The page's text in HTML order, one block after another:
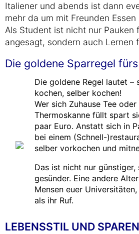
Italiener und abends ist dann
mehr da um mit Freunden Essen
Als Student ist nicht nur Pauken
angesagt, sondern auch Lernen
Die goldene Sparregel
Die goldene Regel lautet –
kochen, selber kochen!
Wer sich Zuhause Tee
Thermoskanne füllt spart
paar Euro. Anstatt sich in
bei einem (Schnell-
selber vorkochen und
Das ist nicht nur
gesünder. Eine andere
Mensen euer
als ihr Ruf.
LEBENSSTIL UND